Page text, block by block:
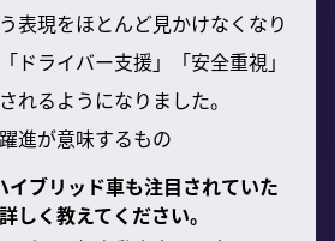
表現をほとんど見かけなくなり
ドライバー支援」「安全重視」
れるようになりました。
進が意味するもの
イブリッド車も注目されていた
しく教えてください。